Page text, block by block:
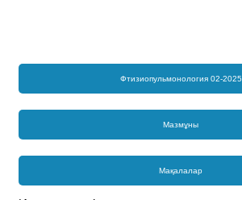
Фтизиопульмонология 02-2025
Мазмұны
Мақалалар